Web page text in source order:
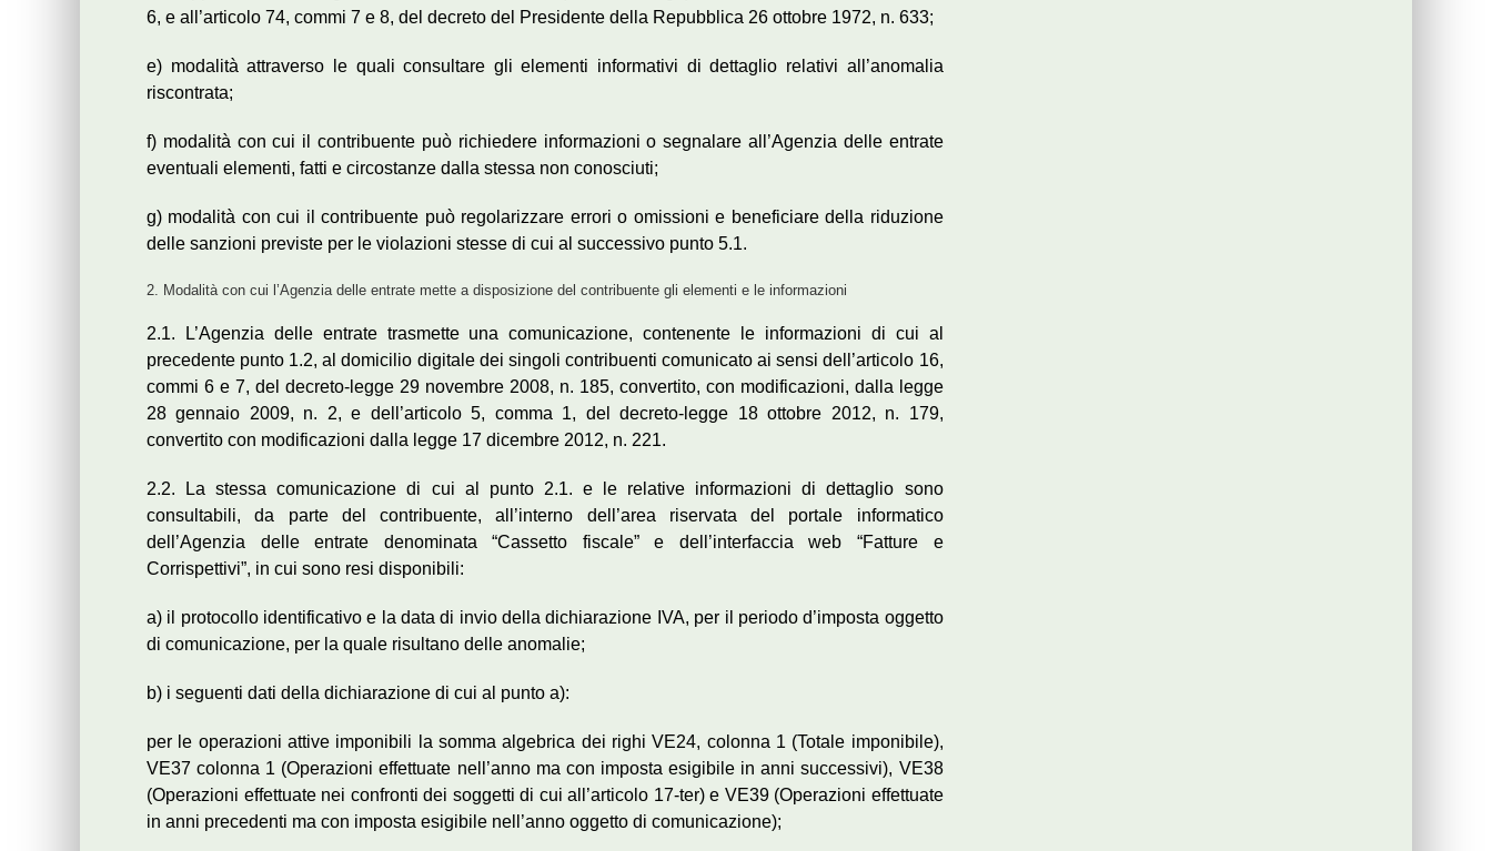
6, e all’articolo 74, commi 7 e 8, del decreto del Presidente della Repubblica 26 ottobre 1972, n. 633;
e) modalità attraverso le quali consultare gli elementi informativi di dettaglio relativi all’anomalia
riscontrata;
f) modalità con cui il contribuente può richiedere informazioni o segnalare all’Agenzia delle entrate
eventuali elementi, fatti e circostanze dalla stessa non conosciuti;
g) modalità con cui il contribuente può regolarizzare errori o omissioni e beneficiare della riduzione
delle sanzioni previste per le violazioni stesse di cui al successivo punto 5.1.
2. Modalità con cui l’Agenzia delle entrate mette a disposizione del contribuente gli elementi e le informazioni
2.1. L’Agenzia delle entrate trasmette una comunicazione, contenente le informazioni di cui al
precedente punto 1.2, al domicilio digitale dei singoli contribuenti comunicato ai sensi dell’articolo 16,
commi 6 e 7, del decreto-legge 29 novembre 2008, n. 185, convertito, con modificazioni, dalla legge
28 gennaio 2009, n. 2, e dell’articolo 5, comma 1, del decreto-legge 18 ottobre 2012, n. 179,
convertito con modificazioni dalla legge 17 dicembre 2012, n. 221.
2.2. La stessa comunicazione di cui al punto 2.1. e le relative informazioni di dettaglio sono
consultabili, da parte del contribuente, all’interno dell’area riservata del portale informatico
dell’Agenzia delle entrate denominata “Cassetto fiscale” e dell’interfaccia web “Fatture e
Corrispettivi”, in cui sono resi disponibili:
a) il protocollo identificativo e la data di invio della dichiarazione IVA, per il periodo d’imposta oggetto
di comunicazione, per la quale risultano delle anomalie;
b) i seguenti dati della dichiarazione di cui al punto a):
per le operazioni attive imponibili la somma algebrica dei righi VE24, colonna 1 (Totale imponibile),
VE37 colonna 1 (Operazioni effettuate nell’anno ma con imposta esigibile in anni successivi), VE38
(Operazioni effettuate nei confronti dei soggetti di cui all’articolo 17-ter) e VE39 (Operazioni effettuate
in anni precedenti ma con imposta esigibile nell’anno oggetto di comunicazione);